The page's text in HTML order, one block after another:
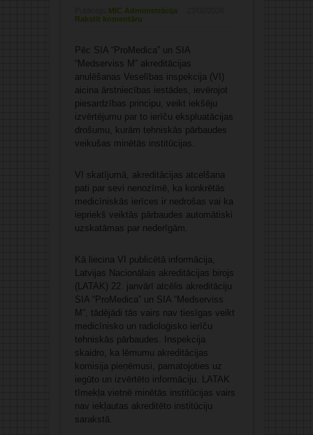
MIC Administrācija
Rakstīt komentāru
Pēc SIA “ProMedica” un SIA
“Medserviss M” akreditācijas
anulēšanas Veselības inspekcija (VI)
aicina ārstniecības iestādes, ievērojot
piesardzības principu, veikt iekšēju
izvērtējumu par to ierīču ekspluatācijas
drošumu, kurām tehniskās pārbaudes
veikušas minētās institūcijas.
VI skatījumā, akreditācijas atcelšana
pati par sevi nenozīmē, ka konkrētās
medicīniskās ierīces ir nedrošas vai ka
iepriekš veiktās pārbaudes automātiski
uzskatāmas par nederīgām.
Kā liecina VI publicētā informācija,
Latvijas Nacionālais akreditācijas birojs
(LATAK) 22. janvārī atcēlis akreditāciju
SIA “ProMedica” un SIA “Medserviss
M”, tādējādi tās vairs nav tiesīgas veikt
medicīnisko un radioloģisko ierīču
tehniskās pārbaudes. Inspekcija
skaidro, ka lēmumu akreditācijas
komisija pieņēmusi, pamatojoties uz
iegūto un izvērtēto informāciju. LATAK
tīmekļa vietnē minētās institūcijas vairs
nav iekļautas akreditēto institūciju
sarakstā.